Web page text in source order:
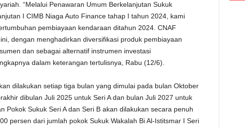
“Melalui Penawaran Umum Berkelanjutan Sukuk
I CIMB Niaga Auto Finance tahap I tahun 2024, kami
pembiayaan kendaraan ditahun 2024. CNAF
dengan menghadirkan diversifikasi produk pembiayaan
dan sebagai alternatif instrumen investasi
dalam keterangan tertulisnya, Rabu (12/6).
dilakukan setiap tiga bulan yang dimulai pada bulan Oktober
dibulan Juli 2025 untuk Seri A dan bulan Juli 2027 untuk
Pokok Sukuk Seri A dan Seri B akan dilakukan secara penuh
persen dari jumlah pokok Sukuk Wakalah Bi Al-Istitsmar I Seri